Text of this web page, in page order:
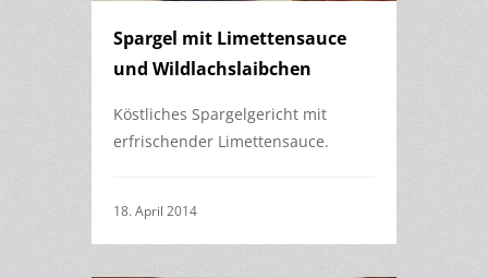
Spargel mit Limettensauce
und Wildlachslaibchen
Köstliches Spargelgericht mit
erfrischender Limettensauce.
18. April 2014